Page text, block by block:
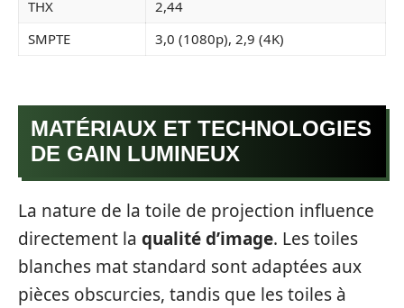
THX
2,44
SMPTE
3,0 (1080p), 2,9 (4K)
MATÉRIAUX ET TECHNOLOGIES
DE GAIN LUMINEUX
La nature de la toile de projection influence
directement la qualité d’image. Les toiles
blanches mat standard sont adaptées aux
pièces obscurcies, tandis que les toiles à